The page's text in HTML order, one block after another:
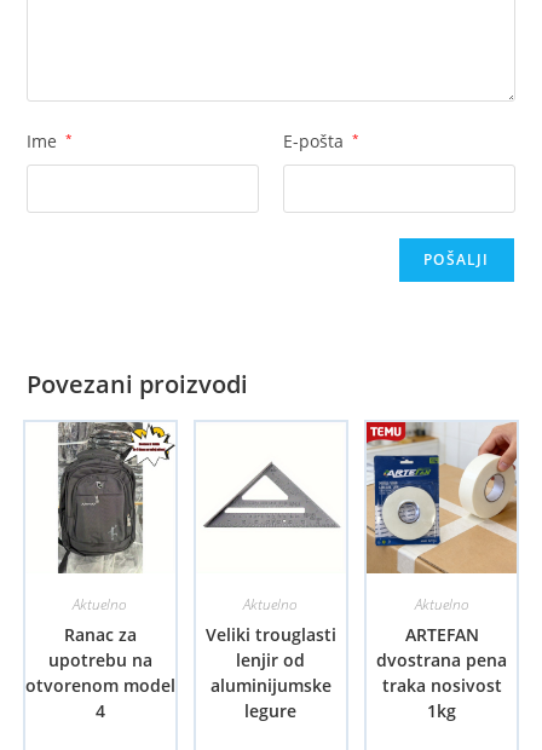
Ime * E-pošta *
Povezani proizvodi
Aktuelno
Ranac za
upotrebu na
otvorenom model
4
Aktuelno
Veliki trouglasti
lenjir od
aluminijumske
legure
Aktuelno
ARTEFAN
dvostrana pena
traka nosivost
1kg